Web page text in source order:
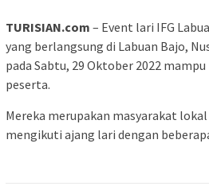
TURISIAN.com – Event lari IFG
yang berlangsung di Labuan Bajo,
pada Sabtu, 29 Oktober 2022
peserta.
Mereka merupakan masyarakat
mengikuti ajang lari dengan